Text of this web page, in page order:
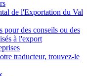
de l'Exportation du Val
pour des conseils ou des
à l'export
traducteur, trouvez-le